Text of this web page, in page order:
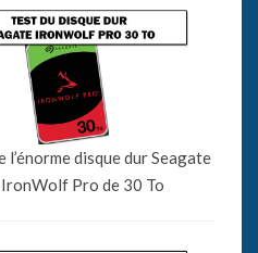
l’énorme disque dur Seagate
IronWolf Pro de 30 To